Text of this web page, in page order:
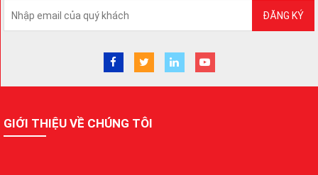
ĐĂNG KÝ
GIỚI THIỆU VỀ CHÚNG TÔI